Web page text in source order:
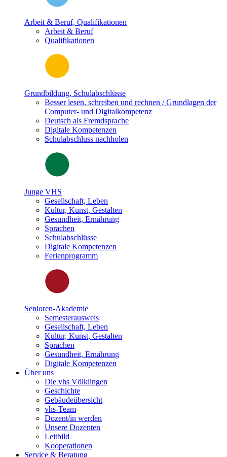
Arbeit & Beruf, Qualifikationen
Arbeit & Beruf
Qualifikationen
Grundbildung, Schulabschlüsse
Besser lesen, schreiben und rechnen / Grundlagen der
Computer- und Digitalkompetenz
Deutsch als Fremdsprache
Digitale Kompetenzen
Schulabschluss nachholen
Junge VHS
Gesellschaft, Leben
Kultur, Kunst, Gestalten
Gesundheit, Ernährung
Sprachen
Schulabschlüsse
Digitale Kompetenzen
Ferienprogramm
Senioren-Akademie
Semesterausweis
Gesellschaft, Leben
Kultur, Kunst, Gestalten
Sprachen
Gesundheit, Ernährung
Digitale Kompetenzen
Über uns
Die vhs Völklingen
Geschichte
Gebäudeübersicht
vhs-Team
Dozent/in werden
Unsere Dozenten
Leitbild
Kooperationen
Service & Beratung